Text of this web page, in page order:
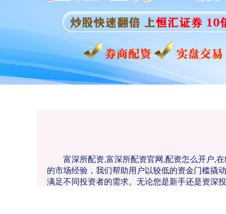
富深所配资,富深所配资官网,配资怎么开户,
的市场经验，我们帮助用户以较低的资金门槛撬
满足不同投资者的需求。无论您是新手还是资深